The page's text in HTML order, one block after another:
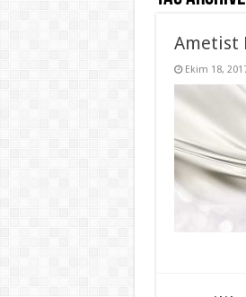
Ametist
Ekim 18,